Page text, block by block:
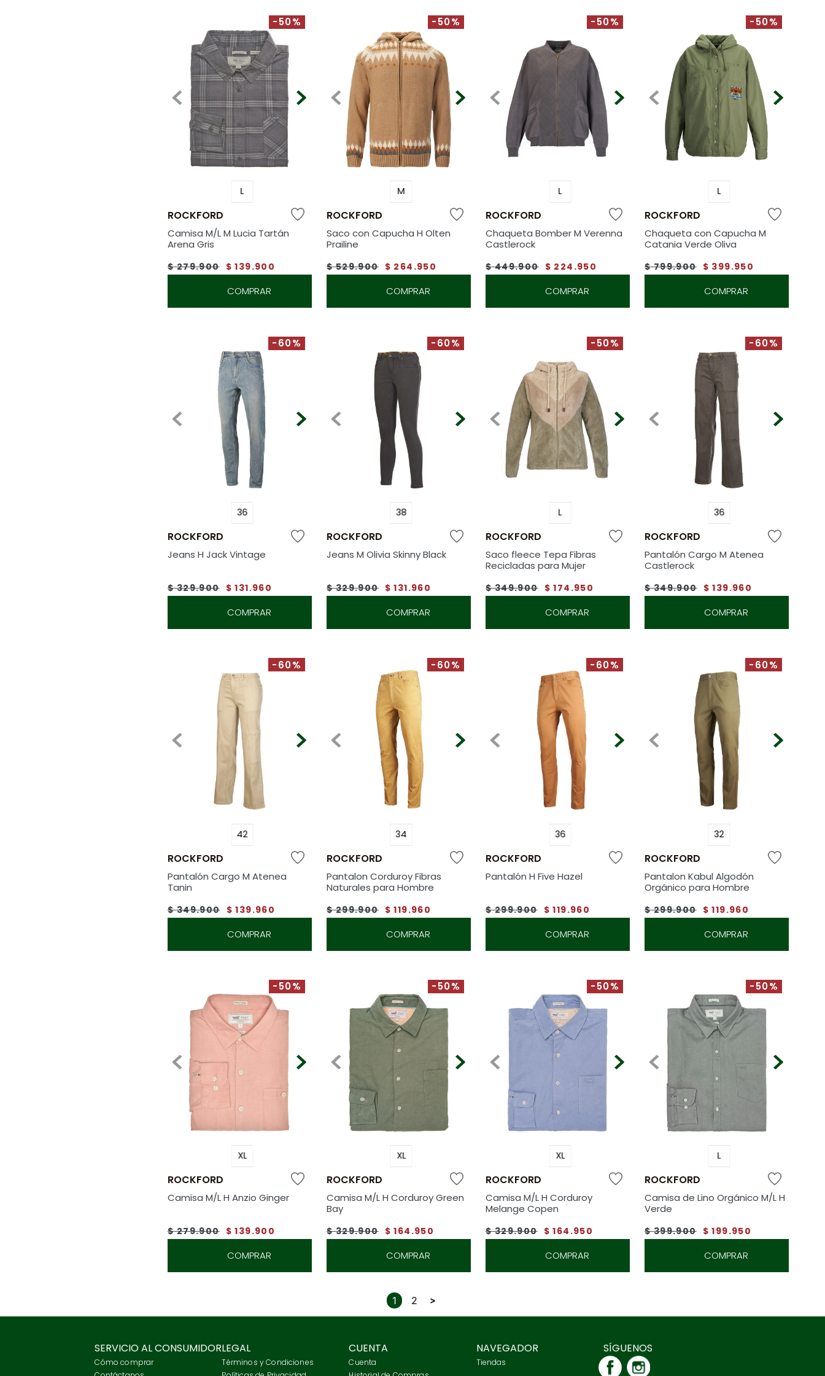
-50%
L
ROCKFORD
Camisa M/L M Lucia Tartán
Arena Gris
$ 279.900 $ 139.900
COMPRAR
-50%
M
ROCKFORD
Saco con Capucha H Olten
Prailine
$ 529.900 $ 264 .950
COMPRAR
-50%
L
ROCKFORD
Chaqueta Bomber M Verenna
Castlerock
$ 449.900 $ 224 .950
COMPRAR
-50%
L
ROCKFORD
Chaqueta con Capucha M
Catania Verde Oliva
$ 799.900 $ 399.950
COMPRAR
-60%
36
ROCKFORD
Jeans H Jack Vintage
$ 329.900 $ 131.960
COMPRAR
-60%
38
ROCKFORD
Jeans M Olivia Skinny Black
$ 329.900 $ 131.960
COMPRAR
-50%
L
ROCKFORD
Saco fleece Tepa Fibras
Recicladas para Mujer
$ 349.900 $ 174 .950
COMPRAR
-60%
36
ROCKFORD
Pantalón Cargo M Atenea
Castlerock
$ 349.900 $ 139.960
COMPRAR
-60%
42
ROCKFORD
Pantalón Cargo M Atenea
Tanin
$ 349.900 $ 139.960
COMPRAR
-60%
34
ROCKFORD
Pantalon Corduroy Fibras
Naturales para Hombre
$ 299.900 $ 119.960
COMPRAR
-60%
36
ROCKFORD
Pantalón H Five Hazel
$ 299.900 $ 119.960
COMPRAR
-60%
32
ROCKFORD
Pantalon Kabul Algodón
Orgánico para Hombre
$ 299.900 $ 119.960
COMPRAR
-50%
XL
ROCKFORD
Camisa M/L H Anzio Ginger
$ 279.900 $ 139.900
COMPRAR
-50%
XL
ROCKFORD
Camisa M/L H Corduroy Green
Bay
$ 329.900 $ 164 .950
COMPRAR
-50%
XL
ROCKFORD
Camisa M/L H Corduroy
Melange Copen
$ 329.900 $ 164 .950
COMPRAR
-50%
L
ROCKFORD
Camisa de Lino Orgánico M/L H
Verde
$ 399.900 $ 199.950
COMPRAR
1 2
SERVICIO AL CONSUMIDOR
Cómo comprar
LEGAL
Términos y Condiciones
CUENTA
Cuenta
NAVEGADOR
Tiendas
SÍGUENOS